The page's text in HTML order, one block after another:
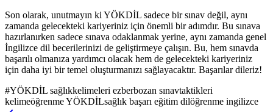
Son olarak, unutmayın ki YÖKDİL sadece bir sınav değil, aynı
zamanda gelecekteki kariyeriniz için önemli bir adımdır. Bu sınava
hazırlanırken sadece sınava odaklanmak yerine, aynı zamanda genel
İngilizce dil becerilerinizi de geliştirmeye çalışın. Bu, hem sınavda
başarılı olmanıza yardımcı olacak hem de gelecekteki kariyeriniz
için daha iyi bir temel oluşturmanızı sağlayacaktır. Başarılar dileriz!
#YÖKDİL sağlıkkelimeleri ezberbozan sınavtaktikleri
kelimeöğrenme YÖKDİLsağlık başarı eğitim dilöğrenme ingilizce